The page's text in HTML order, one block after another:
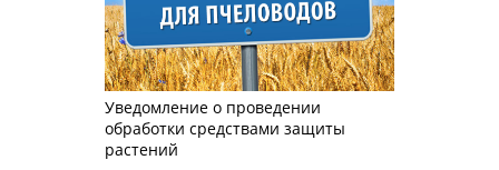
Уведомление о проведении
обработки средствами защиты
растений